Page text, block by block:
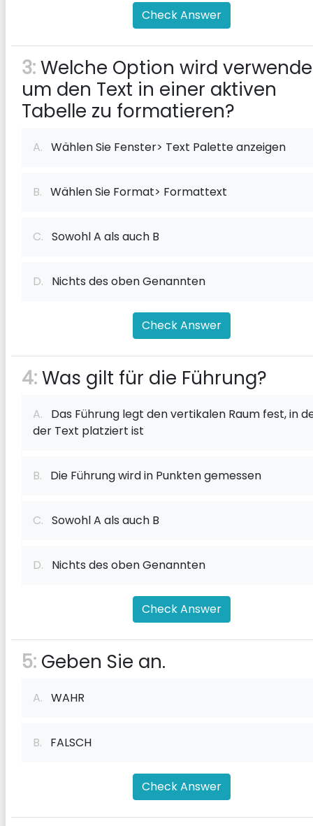
Check Answer
3:Welche Option wird
um den Text in einer aktiven
Tabelle zu formatieren?
A. Wählen Sie Fenster> Text Palette anzeigen
B. Wählen Sie Format> Formattext
C. Sowohl A als auch B
D. Nichts des oben Genannten
Check Answer
4:Was gilt für die Führung?
A. Das Führung legt den vertikalen Raum fest, in
der Text platziert ist
B. Die Führung wird in Punkten gemessen
C. Sowohl A als auch B
D. Nichts des oben Genannten
Check Answer
5: Geben Sie an.
A. WAHR
B. FALSCH
Check Answer